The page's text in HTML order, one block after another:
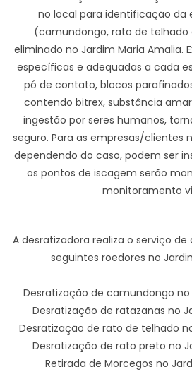
no local para identificação da
(camundongo, rato de telhado
eliminado no Jardim Maria Amalia.
específicas e adequadas a cada
pó de contato, blocos
contendo bitrex, substância
ingestão por seres humanos,
seguro. Para as empresas/clientes
dependendo do caso, podem ser
os pontos de iscagem serão
monitoramento
A desratizadora realiza o serviço
seguintes roedores no
Desratização de camundongo
Desratização de ratazanas no
Desratização de rato de telhado
Desratização de rato preto no
Retirada de Morcegos no